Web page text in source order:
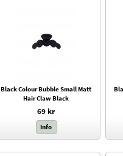
Black Colour Bubble Small Matt
Hair Claw Black
69 kr
Info